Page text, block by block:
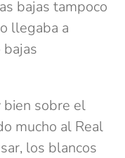
bajas tampoco
llegaba a
sobre el
mucho al Real
los blancos